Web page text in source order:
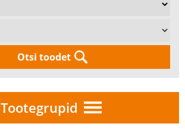
Otsi toodet
Tootegrupid